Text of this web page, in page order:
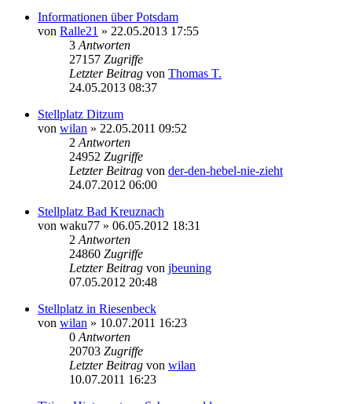
Informationen über Potsdam
von Ralle21 » 22.05.2013 17:55
3 Antworten
27157 Zugriffe
Letzter Beitrag von Thomas T.
24.05.2013 08:37
Stellplatz Ditzum
von wilan » 22.05.2011 09:52
2 Antworten
24952 Zugriffe
Letzter Beitrag von der-den-hebel-nie-zieht
24.07.2012 06:00
Stellplatz Bad Kreuznach
von waku77 » 06.05.2012 18:31
2 Antworten
24860 Zugriffe
Letzter Beitrag von jbeuning
07.05.2012 20:48
Stellplatz in Riesenbeck
von wilan » 10.07.2011 16:23
0 Antworten
20703 Zugriffe
Letzter Beitrag von wilan
10.07.2011 16:23